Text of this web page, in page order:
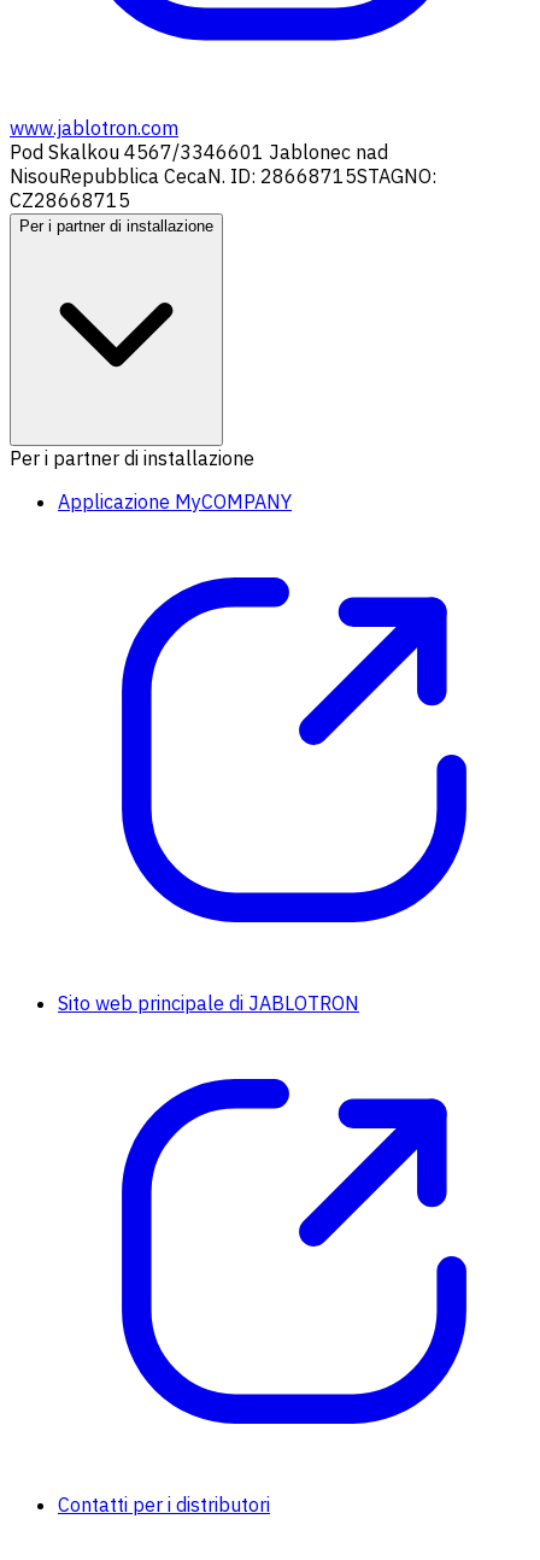
www.jablotron.com
Pod Skalkou 4567/3346601 Jablonec nad
NisouRepubblica CecaN. ID: 28668715STAGNO:
CZ28668715
Per i partner di installazione
Per i partner di installazione
Applicazione MyCOMPANY
Sito web principale di JABLOTRON
Contatti per i distributori